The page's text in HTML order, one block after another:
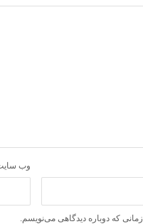
وب‌
که دوباره دیدگاهی می‌نویسم.